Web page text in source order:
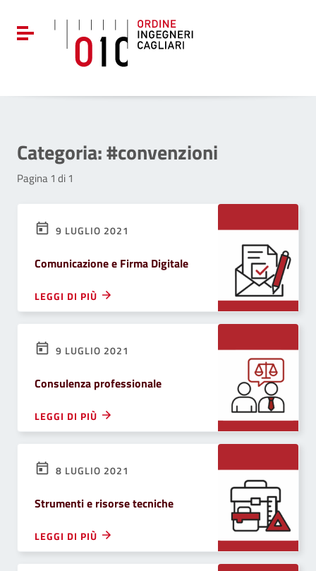
Vai al menu di navigazione
Vai al footer
Attiva / disattiva la navigazione
Categoria:#convenzioni
Pagina 1 di 1
9 LUGLIO 2021
Comunicazione e Firma Digitale
LEGGI DI PIÙ
9 LUGLIO 2021
Consulenza professionale
LEGGI DI PIÙ
8 LUGLIO 2021
Strumenti e risorse tecniche
LEGGI DI PIÙ